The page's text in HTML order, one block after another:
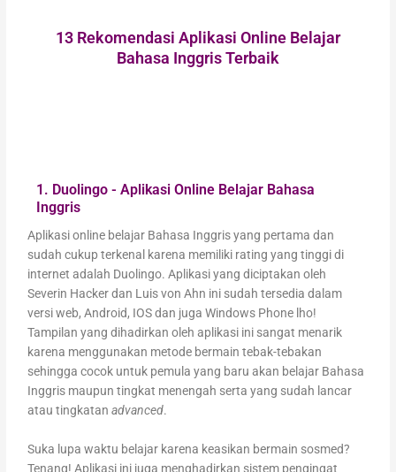
13 Rekomendasi Aplikasi Online Belajar
Bahasa Inggris Terbaik
1. Duolingo - Aplikasi Online Belajar Bahasa
Inggris
Aplikasi online belajar Bahasa Inggris yang pertama dan
sudah cukup terkenal karena memiliki rating yang tinggi di
internet adalah Duolingo. Aplikasi yang diciptakan oleh
Severin Hacker dan Luis von Ahn ini sudah tersedia dalam
versi web, Android, IOS dan juga Windows Phone lho!
Tampilan yang dihadirkan oleh aplikasi ini sangat menarik
karena menggunakan metode bermain tebak-tebakan
sehingga cocok untuk pemula yang baru akan belajar Bahasa
Inggris maupun tingkat menengah serta yang sudah lancar
atau tingkatanadvanced.
Suka lupa waktu belajar karena keasikan bermain sosmed?
Tenang! Aplikasi ini juga menghadirkan sistem pengingat